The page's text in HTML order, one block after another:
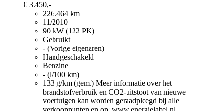
€ 3.450,-
226.464 km
11/2010
90 kW (122 PK)
Gebruikt
- (Vorige eigenaren)
Handgeschakeld
Benzine
- (l/100 km)
133 g/km (gem.) Meer informatie over het
brandstofverbruik en CO2-uitstoot van nieuwe
voertuigen kan worden geraadpleegd bij alle
verkooppunten en op: www.energielabel.nl